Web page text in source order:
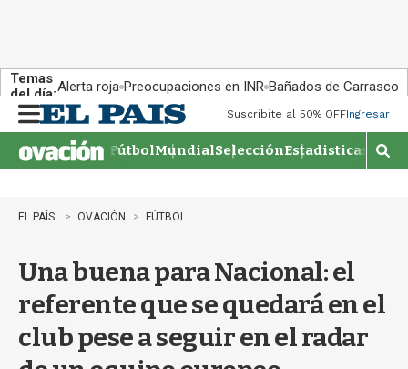
Temas
del día:Alerta roja Preocupaciones en INR Bañados de Carrasco
n
u
Suscribite al 50% OFFIngresar
FútbolMundialSelecciónEstadisticas
M
o
EL PAÍS OVACIÓN FÚTBOL
Una buena para Nacional: el
referente que se quedará en el
club pese a seguir en el radar